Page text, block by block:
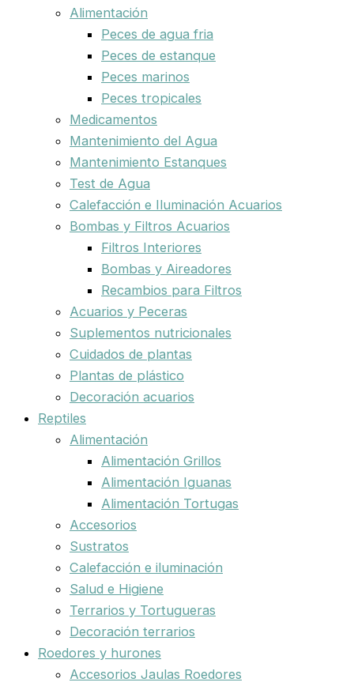
Alimentación
Peces de agua fria
Peces de estanque
Peces marinos
Peces tropicales
Medicamentos
Mantenimiento del Agua
Mantenimiento Estanques
Test de Agua
Calefacción e Iluminación Acuarios
Bombas y Filtros Acuarios
Filtros Interiores
Bombas y Aireadores
Recambios para Filtros
Acuarios y Peceras
Suplementos nutricionales
Cuidados de plantas
Plantas de plástico
Decoración acuarios
Reptiles
Alimentación
Alimentación Grillos
Alimentación Iguanas
Alimentación Tortugas
Accesorios
Sustratos
Calefacción e iluminación
Salud e Higiene
Terrarios y Tortugueras
Decoración terrarios
Roedores y hurones
Accesorios Jaulas Roedores